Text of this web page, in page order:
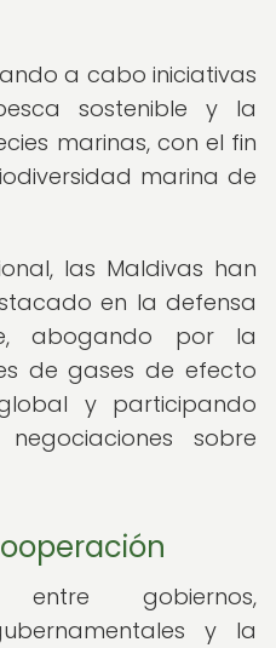
a cabo iniciativas
sostenible y la
marinas, con el fin
marina de
las Maldivas han
en la defensa
abogando por la
de gases de efecto
y participando
sobre
gobiernos,
y la